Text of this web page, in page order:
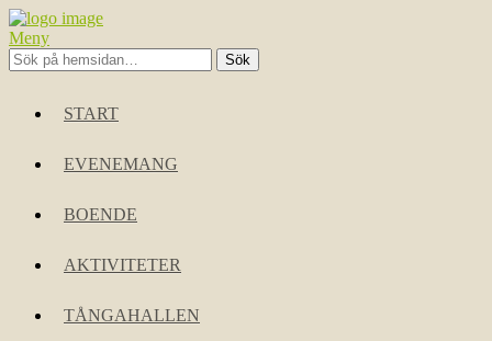
Meny
START
EVENEMANG
BOENDE
AKTIVITETER
TÅNGAHALLEN